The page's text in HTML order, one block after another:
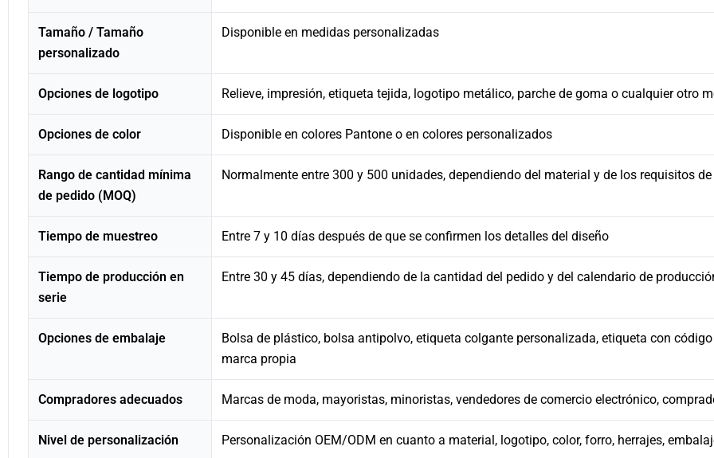
Tamaño / Tamaño
personalizado
Disponible en medidas personalizadas
Opciones de logotipo Relieve, impresión, etiqueta tejida, logotipo metálico, parche de goma o cualquier otro
Opciones de color Disponible en colores Pantone o en colores personalizados
Rango de cantidad mínima
de pedido (MOQ)
Normalmente entre 300 y 500 unidades, dependiendo del material y de los requisitos
Tiempo de muestreo Entre 7 y 10 días después de que se confirmen los detalles del diseño
Tiempo de producción en
serie
Entre 30 y 45 días, dependiendo de la cantidad del pedido y del calendario de
Opciones de embalaje
Bolsa de plástico, bolsa antipolvo, etiqueta colgante personalizada, etiqueta con
marca propia
Compradores adecuados Marcas de moda, mayoristas, minoristas, vendedores de comercio electrónico,
Nivel de personalización Personalización OEM/ODM en cuanto a material, logotipo, color, forro, herrajes,